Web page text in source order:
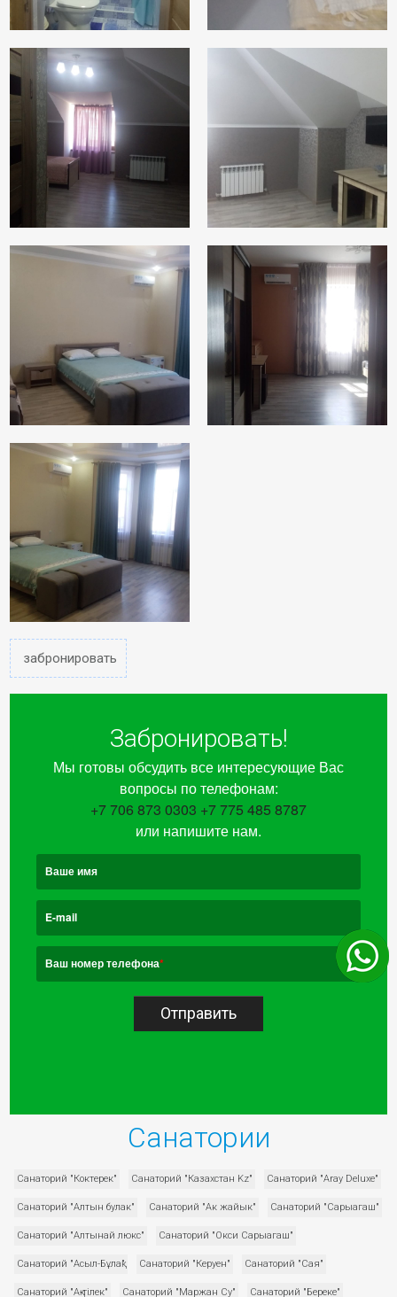
забронировать
Забронировать!
Мы готовы обсудить все интересующие Вас
вопросы по телефонам:
+7 706 873 0303 +7 775 485 8787
или напишите нам.
Ваше имя
E-mail
Ваш номер телефона*
Отправить
Санатории
Санаторий "Коктерек" Санаторий "Казахстан Kz" Санаторий "Aray Deluxe"
Санаторий "Алтын булак" Санаторий "Ак жайык" Санаторий "Сарыагаш"
Санаторий "Алтынай люкс" Санаторий "Окси Сарыагаш"
Санаторий "Асыл-Бұлақ" Санаторий "Керуен" Санаторий "Сая"
Санаторий "Ақ-тілек" Санаторий "Маржан Су" Санаторий "Береке"